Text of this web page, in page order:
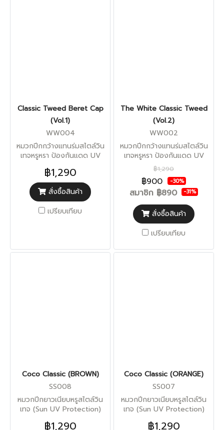
Classic Tweed Beret Cap
(Vol.1)
WW004
หมวกปีกกว้างแทนร่มสไตล์วิน
เทจหรูหรา ป้องกันแดด UV
฿1,290
สั่งซื้อสินค้า
เปรียบเทียบ
The White Classic Tweed
(Vol.2)
WW002
หมวกปีกกว้างแทนร่มสไตล์วิน
เทจหรูหรา ป้องกันแดด UV
฿1,290
฿900 -30%
สมาชิก ฿890 -31%
สั่งซื้อสินค้า
เปรียบเทียบ
Coco Classic (BROWN)
SS008
หมวกปีกยาวเนียบหรูสไตล์วิน
เทจ (Sun UV Protection)
฿1,290
Coco Classic (ORANGE)
SS007
หมวกปีกยาวเนียบหรูสไตล์วิน
เทจ (Sun UV Protection)
฿1,290